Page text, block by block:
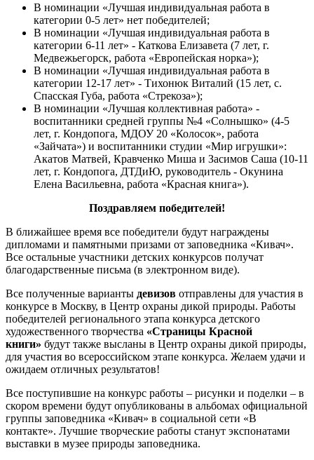
В номинации «Лучшая индивидуальная работа в
категории 0-5 лет» нет победителей;
В номинации «Лучшая индивидуальная работа в
категории 6-11 лет» - Каткова Елизавета (7 лет, г.
Медвежьегорск, работа «Европейская норка»);
В номинации «Лучшая индивидуальная работа в
категории 12-17 лет» - Тихонюк Виталий (15 лет, с.
Спасская Губа, работа «Стрекоза»);
В номинации «Лучшая коллективная работа» -
воспитанники средней группы №4 «Солнышко» (4-5
лет, г. Кондопога, МДОУ 20 «Колосок», работа
«Зайчата») и воспитанники студии «Мир игрушки»:
Акатов Матвей, Кравченко Миша и Засимов Саша (10-11
лет, г. Кондопога, ДТДиЮ, руководитель - Окунина
Елена Васильевна, работа «Красная книга»).
Поздравляем победителей!
В ближайшее время все победители будут награждены
дипломами и памятными призами от заповедника «Кивач».
Все остальные участники детских конкурсов получат
благодарственные письма (в электронном виде).
Все полученные варианты девизов отправлены для участия в
конкурсе в Москву, в Центр охраны дикой природы. Работы
победителей регионального этапа конкурса детского
художественного творчества «Страницы Красной
книги» будут также высланы в Центр охраны дикой природы,
для участия во всероссийском этапе конкурса. Желаем удачи и
ожидаем отличных результатов!
Все поступившие на конкурс работы – рисунки и поделки – в
скором времени будут опубликованы в альбомах официальной
группы заповедника «Кивач» в социальной сети «В
контакте». Лучшие творческие работы станут экспонатами
выставки в музее природы заповедника.